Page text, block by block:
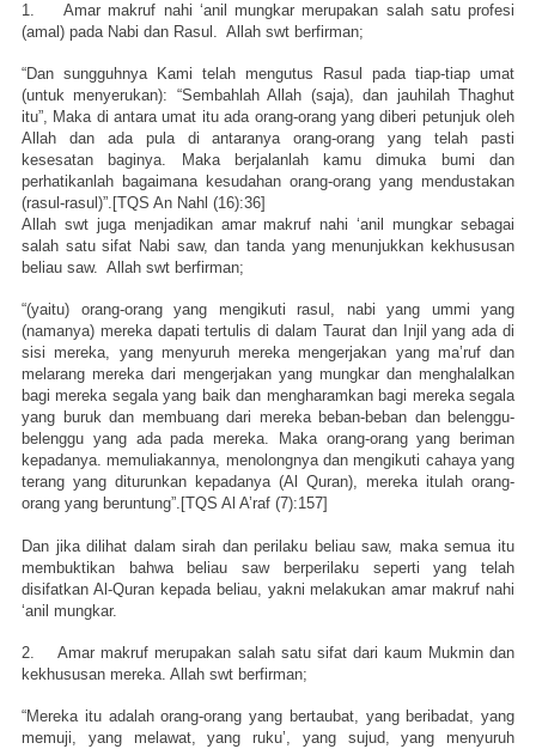
1. Amar makruf nahi ‘anil mungkar merupakan salah satu profesi
(amal) pada Nabi dan Rasul. Allah swt berfirman;
“Dan sungguhnya Kami telah mengutus Rasul pada tiap-tiap umat
(untuk menyerukan): “Sembahlah Allah (saja), dan jauhilah Thaghut
itu”, Maka di antara umat itu ada orang-orang yang diberi petunjuk oleh
Allah dan ada pula di antaranya orang-orang yang telah pasti
kesesatan baginya. Maka berjalanlah kamu dimuka bumi dan
perhatikanlah bagaimana kesudahan orang-orang yang mendustakan
(rasul-rasul)”.[TQS An Nahl (16):36]
Allah swt juga menjadikan amar makruf nahi ‘anil mungkar sebagai
salah satu sifat Nabi saw, dan tanda yang menunjukkan kekhususan
beliau saw. Allah swt berfirman;
“(yaitu) orang-orang yang mengikuti rasul, nabi yang ummi yang
(namanya) mereka dapati tertulis di dalam Taurat dan Injil yang ada di
sisi mereka, yang menyuruh mereka mengerjakan yang ma’ruf dan
melarang mereka dari mengerjakan yang mungkar dan menghalalkan
bagi mereka segala yang baik dan mengharamkan bagi mereka segala
yang buruk dan membuang dari mereka beban-beban dan belenggu-
belenggu yang ada pada mereka. Maka orang-orang yang beriman
kepadanya. memuliakannya, menolongnya dan mengikuti cahaya yang
terang yang diturunkan kepadanya (Al Quran), mereka itulah orang-
orang yang beruntung”.[TQS Al A’raf (7):157]
Dan jika dilihat dalam sirah dan perilaku beliau saw, maka semua itu
membuktikan bahwa beliau saw berperilaku seperti yang telah
disifatkan Al-Quran kepada beliau, yakni melakukan amar makruf nahi
‘anil mungkar.
2. Amar makruf merupakan salah satu sifat dari kaum Mukmin dan
kekhususan mereka. Allah swt berfirman;
“Mereka itu adalah orang-orang yang bertaubat, yang beribadat, yang
memuji, yang melawat, yang ruku’, yang sujud, yang menyuruh